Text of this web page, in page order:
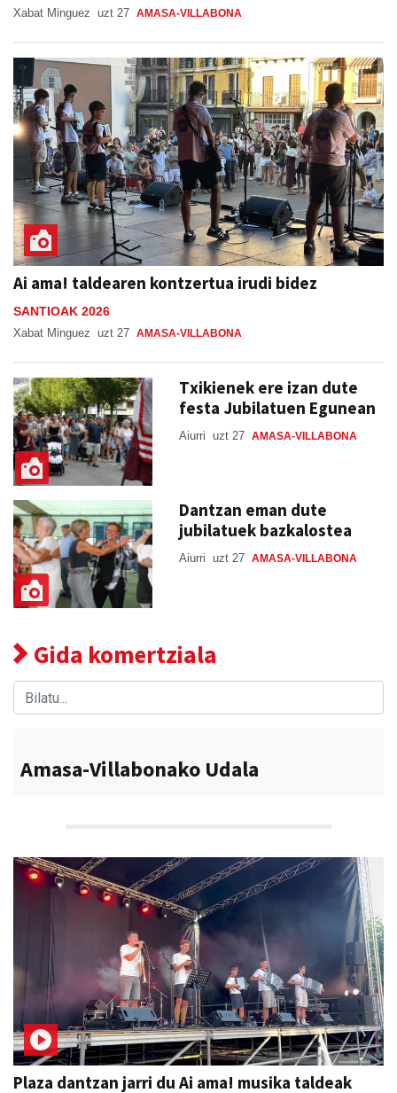
Xabat Minguez uzt 27 AMASA-VILLABONA
Ai ama! taldearen kontzertua irudi bidez
SANTIOAK 2026
Xabat Minguez uzt 27 AMASA-VILLABONA
Txikienek ere izan dute
festa Jubilatuen Egunean
Aiurri uzt 27 AMASA-VILLABONA
Dantzan eman dute
jubilatuek bazkalostea
Aiurri uzt 27 AMASA-VILLABONA
Gida komertziala
Amasa-Villabonako Udala
Plaza dantzan jarri du Ai ama! musika taldeak